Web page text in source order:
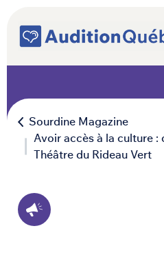
Navigation
Sourdine Magazine
Avoir accès à la culture :
Théâtre du Rideau Vert